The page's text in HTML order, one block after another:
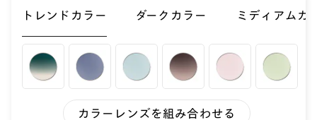
トレンドカラー ダークカラー ミディアムカ
カラーレンズを組み合わせる